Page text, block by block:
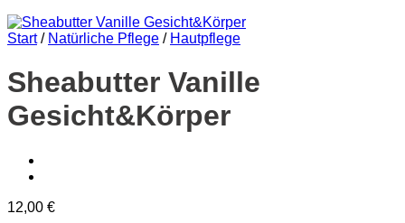
Start / Natürliche Pflege / Hautpflege
Sheabutter Vanille
Gesicht&Körper
12,00 €